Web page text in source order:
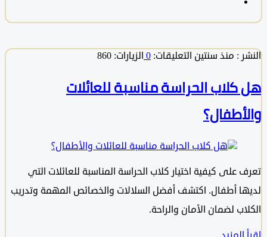
: منذ سنتينالتعليقات:0الزيارات: 860
الحراسة مناسبة للعائلات
على كيفية اختيار كلاب الحراسة المناسبة للعائلات التي
أطفال. اكتشف أفضل السلالات والخصائص المهمة وتدريب
لضمان الأمان والراحة.